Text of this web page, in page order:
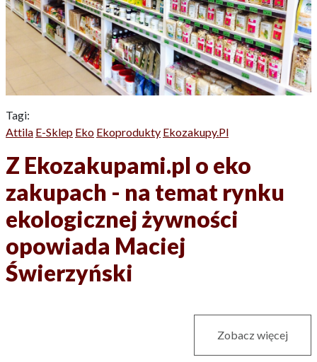
Tagi:
Attila E-Sklep Eko Ekoprodukty Ekozakupy.pl
Z Ekozakupami.pl o eko
zakupach - na temat rynku
ekologicznej żywności
opowiada Maciej
Świerzyński
Zobacz więcej